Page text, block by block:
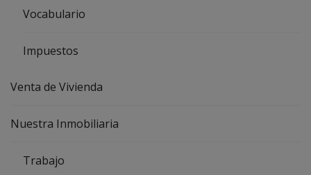
Vocabulario
Impuestos
Venta de Vivienda
Nuestra Inmobiliaria
Trabajo